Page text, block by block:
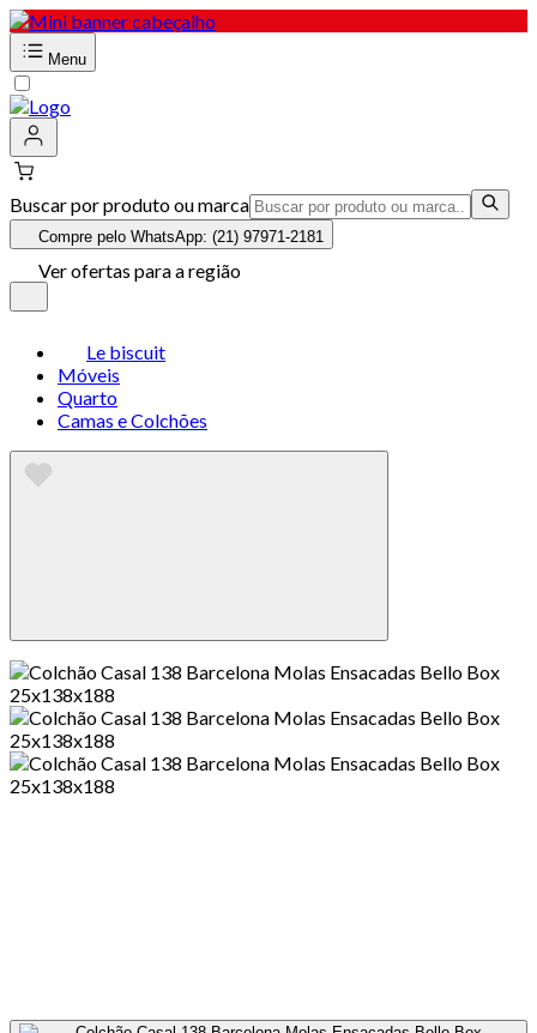
Menu
Buscar por produto ou marca
Compre pelo WhatsApp: (21) 97971-2181
Ver ofertas para a região
Le biscuit
Móveis
Quarto
Camas e Colchões